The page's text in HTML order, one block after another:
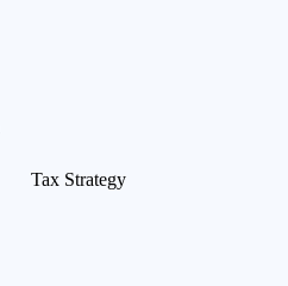
Tax Strategy